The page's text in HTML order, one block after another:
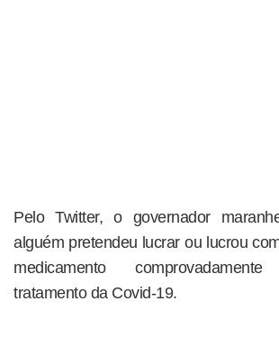
Pelo Twitter, o governador
alguém pretendeu lucrar ou lucrou
medicamento
tratamento da Covid-19.